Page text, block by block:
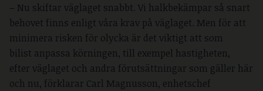
– Nu skiftar väglaget snabbt. Vi halkbekämpar så snart
behovet finns enligt våra krav på väglaget. Men för att
minimera risken för olycka är det viktigt att som
bilist anpassa körningen, till exempel hastigheten,
efter väglaget och andra förutsättningar som gäller här
och nu, förklarar Carl Magnusson, enhetschef